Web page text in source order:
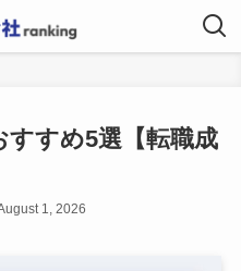
すすめ5選【転職成
1, 2026